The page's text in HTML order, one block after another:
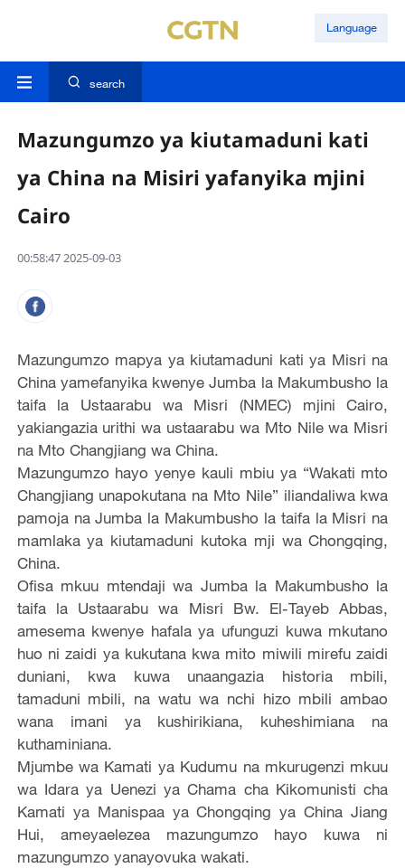
Language
search
Mazungumzo ya kiutamaduni kati
ya China na Misiri yafanyika mjini
Cairo
00:58:47 2025-09-03
Mazungumzo mapya ya kiutamaduni kati ya Misri na
China yamefanyika kwenye Jumba la Makumbusho la
taifa la Ustaarabu wa Misri (NMEC) mjini Cairo,
yakiangazia urithi wa ustaarabu wa Mto Nile wa Misri
na Mto Changjiang wa China.
Mazungumzo hayo yenye kauli mbiu ya “Wakati mto
Changjiang unapokutana na Mto Nile” iliandaliwa kwa
pamoja na Jumba la Makumbusho la taifa la Misri na
mamlaka ya kiutamaduni kutoka mji wa Chongqing,
China.
Ofisa mkuu mtendaji wa Jumba la Makumbusho la
taifa la Ustaarabu wa Misri Bw. El-Tayeb Abbas,
amesema kwenye hafala ya ufunguzi kuwa mkutano
huo ni zaidi ya kukutana kwa mito miwili mirefu zaidi
duniani, kwa kuwa unaangazia historia mbili,
tamaduni mbili, na watu wa nchi hizo mbili ambao
wana imani ya kushirikiana, kuheshimiana na
kuthaminiana.
Mjumbe wa Kamati ya Kudumu na mkurugenzi mkuu
wa Idara ya Uenezi ya Chama cha Kikomunisti cha
Kamati ya Manispaa ya Chongqing ya China Jiang
Hui, ameyaelezea mazungumzo hayo kuwa ni
mazungumzo yanayovuka wakati.